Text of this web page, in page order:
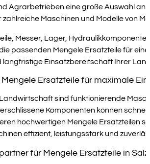
Agrarbetrieben eine große Auswahl an
zahlreiche Maschinen und Modelle von
Messer, Lager,
passenden Mengele Ersatzteile für
langfristige Einsatzbereitschaft Ihrer
Ersatzteile für maximale
sind funktionierende
Komponenten können
hochwertigen Mengele Ersatzteilen
effizient, leistungsstark und
für Mengele Ersatzteile in